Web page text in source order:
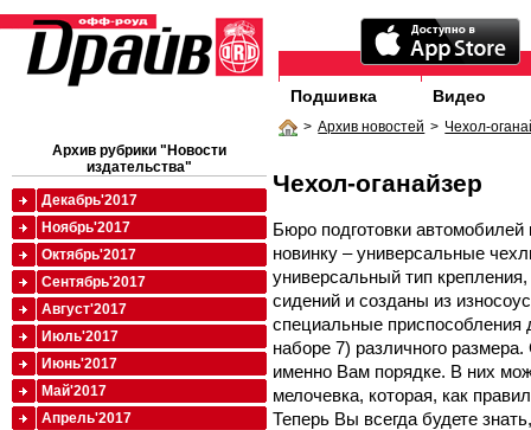
Подшивка Видео
> Архив новостей > Чехол-
Чехол-оганайзер
Бюро подготовки
новинку – универсальные
универсальный тип
сидений и созданы из
специальные приспособления
наборе 7) различного
именно Вам порядке. В них
мелочевка, которая, как
Теперь Вы всегда будете
Архив рубрики "Новости
издательства"
Декабрь'2017
Ноябрь'2017
Октябрь'2017
Сентябрь'2017
Август'2017
Июль'2017
Июнь'2017
Май'2017
Апрель'2017